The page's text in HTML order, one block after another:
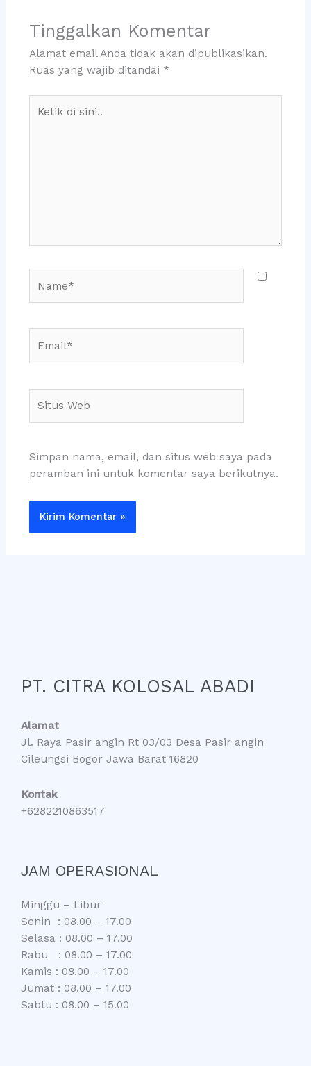
Tinggalkan Komentar
Alamat email Anda tidak akan dipublikasikan.
Ruas yang wajib ditandai *
Web
Simpan nama, email, dan situs web saya pada
peramban ini untuk komentar saya berikutnya.
PT. CITRA KOLOSAL ABADI
Alamat
Jl. Raya Pasir angin Rt 03/03 Desa Pasir angin
Cileungsi Bogor Jawa Barat 16820
Kontak
+6282210863517
JAM OPERASIONAL
Minggu – Libur
Senin : 08.00 – 17.00
Selasa : 08.00 – 17.00
Rabu : 08.00 – 17.00
Kamis : 08.00 – 17.00
Jumat : 08.00 – 17.00
Sabtu : 08.00 – 15.00